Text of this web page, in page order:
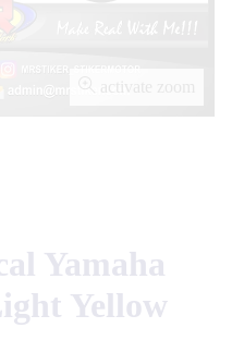
activate zoom
Yamaha
Yellow